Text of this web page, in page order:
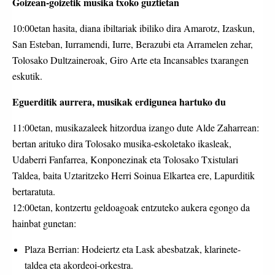
10:00etan hasita, diana ibiltariak ibiliko dira Amarotz, Izaskun,
San Esteban, Iurramendi, Iurre, Berazubi eta Arramelen zehar,
Tolosako Dultzaineroak, Giro Arte eta Incansables txarangen
eskutik.
Eguerditik aurrera, musikak erdigunea hartuko du
11:00etan, musikazaleek hitzordua izango dute Alde Zaharrean:
bertan arituko dira Tolosako musika-eskoletako ikasleak,
Udaberri Fanfarrea, Konponezinak eta Tolosako Txistulari
Taldea, baita Uztaritzeko Herri Soinua Elkartea ere, Lapurditik
bertaratuta.
12:00etan, kontzertu geldoagoak entzuteko aukera egongo da
hainbat gunetan:
Plaza Berrian: Hodeiertz eta Lask abesbatzak, klarinete-
taldea eta akordeoi-orkestra.